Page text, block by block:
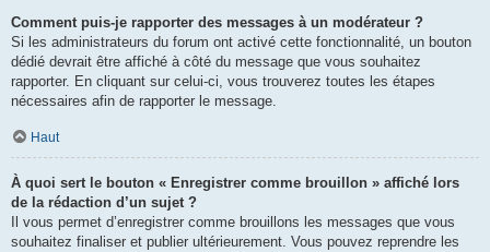
Comment puis-je rapporter des messages à un modérateur ?
Si les administrateurs du forum ont activé cette fonctionnalité, un bouton
dédié devrait être affiché à côté du message que vous souhaitez
rapporter. En cliquant sur celui-ci, vous trouverez toutes les étapes
nécessaires afin de rapporter le message.
Haut
À quoi sert le bouton « Enregistrer comme brouillon » affiché lors
de la rédaction d’un sujet ?
Il vous permet d’enregistrer comme brouillons les messages que vous
souhaitez finaliser et publier ultérieurement. Vous pouvez reprendre les